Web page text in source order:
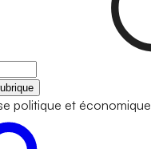
politique et économique